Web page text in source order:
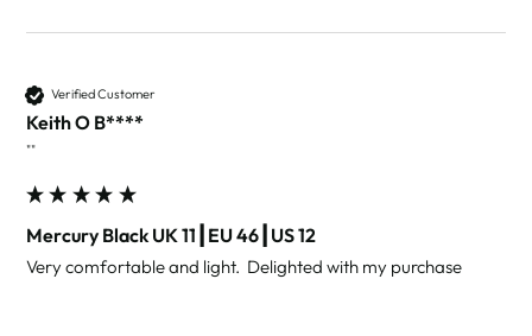
Verified Customer
Keith O B****
""
Mercury Black UK 11┃EU 46┃US 12
Very comfortable and light.  Delighted with my purchase